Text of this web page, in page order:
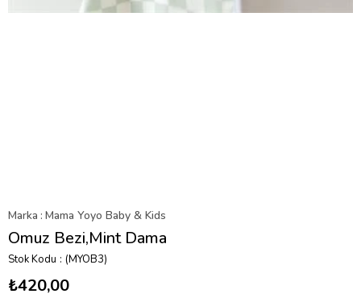
Marka : Mama Yoyo Baby & Kids
Omuz Bezi,Mint Dama
Stok Kodu (MYOB3)
₺420,00